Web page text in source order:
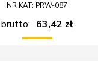
NR KAT: PRW-087
brutto: 63,42 zł